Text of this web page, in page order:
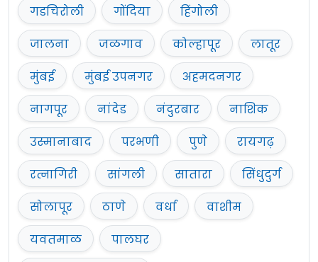
गडचिरोली
गोंदिया
हिंगोली
जालना
जळगाव कोल्हापूर
लातूर
मुंबई
मुंबई उपनगर
अहमदनगर
नागपूर
नांदेड नंदुरबार
नाशिक
उस्मानाबाद
परभणी पुणे
रायगढ़
रत्नागिरी
सांगली सातारा
सिंधुदुर्ग
सोलापूर
ठाणे वर्धा
वाशीम
यवतमाळ
पालघर